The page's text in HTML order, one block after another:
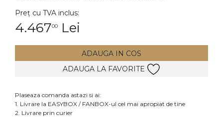
Cercei
Accesorii
Preț cu TVA inclus:
4.46700 Lei
ADAUGA IN COS
ADAUGA LA FAVORITE
Plaseaza comanda astazi si ai:
1. Livrare la EASYBOX / FANBOX-ul cel mai apropiat de tine
2. Livrare prin curier